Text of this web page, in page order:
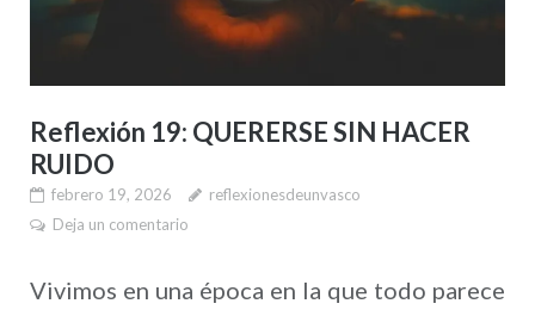
Reflexión 19: QUERERSE SIN HACER
RUIDO
febrero 19, 2026
reflexionesdeunvasco
Deja un comentario
Vivimos en una época en la que todo parece